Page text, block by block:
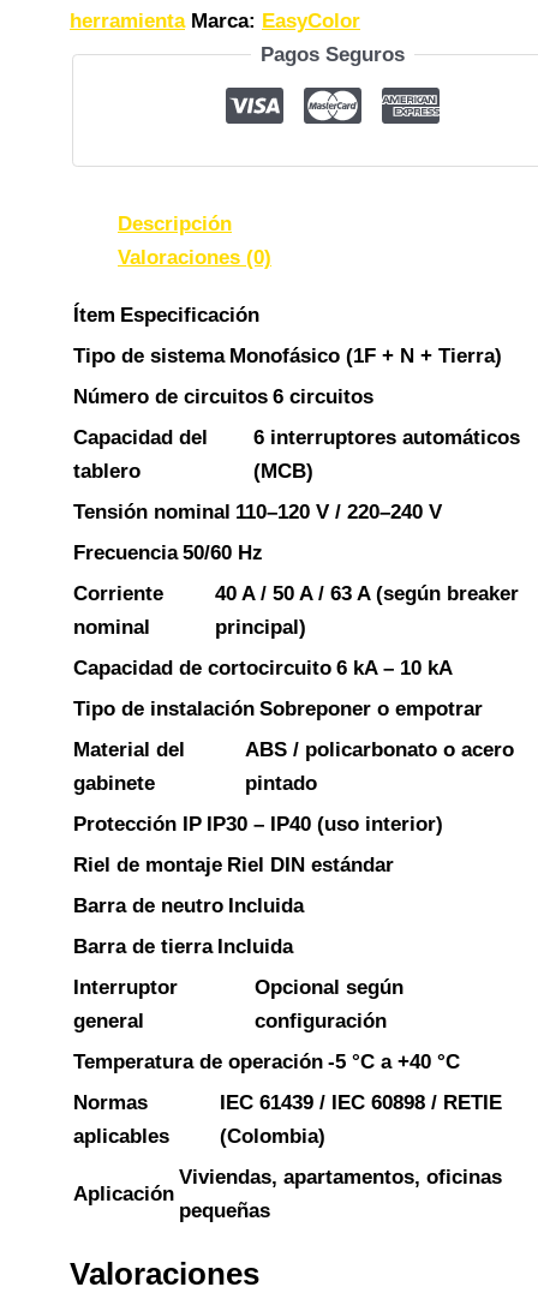
herramienta Marca: EasyColor
Pagos Seguros
Descripción
Valoraciones (0)
Ítem Especificación
Tipo de sistema Monofásico (1F + N + Tierra)
Número de circuitos 6 circuitos
Capacidad del
tablero
6 interruptores automáticos
(MCB)
Tensión nominal 110–120 V / 220–240 V
Frecuencia 50/60 Hz
Corriente
nominal
40 A / 50 A / 63 A (según breaker
principal)
Capacidad de cortocircuito 6 kA – 10 kA
Tipo de instalación Sobreponer o empotrar
Material del
gabinete
ABS / policarbonato o acero
pintado
Protección IP
IP30 – IP40 (uso interior)
Riel de montaje Riel DIN estándar
Barra de neutro Incluida
Barra de tierra Incluida
Interruptor
general
Opcional según
configuración
Temperatura de operación -5 °C a +40 °C
Normas
aplicables
IEC 61439 / IEC 60898 / RETIE
(Colombia)
Aplicación
Viviendas, apartamentos, oficinas
pequeñas
Valoraciones